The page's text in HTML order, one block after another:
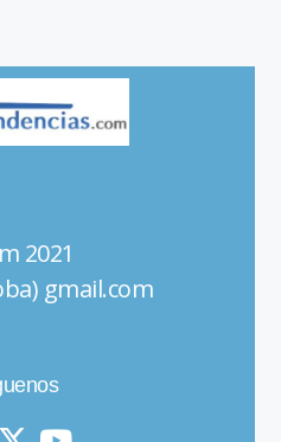
2021
gmail.com